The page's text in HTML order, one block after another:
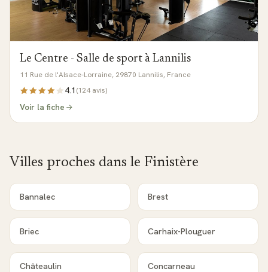
Le Centre - Salle de sport à Lannilis
11 Rue de l'Alsace-Lorraine, 29870 Lannilis, France
4.1 (124avis)
Voir la fiche
Villes proches dans le Finistère
Bannalec Brest
Briec Carhaix-Plouguer
Châteaulin Concarneau